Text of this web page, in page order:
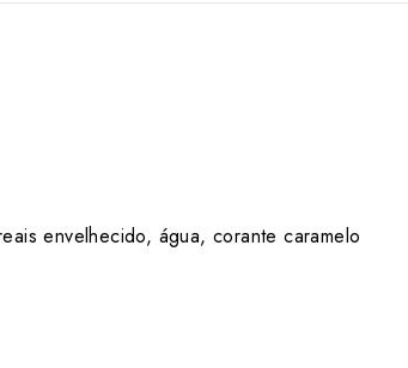
envelhecido, água, corante caramelo